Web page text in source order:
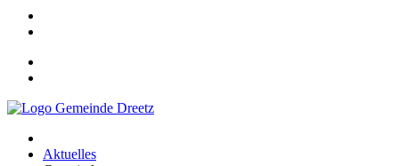
Aktuelles